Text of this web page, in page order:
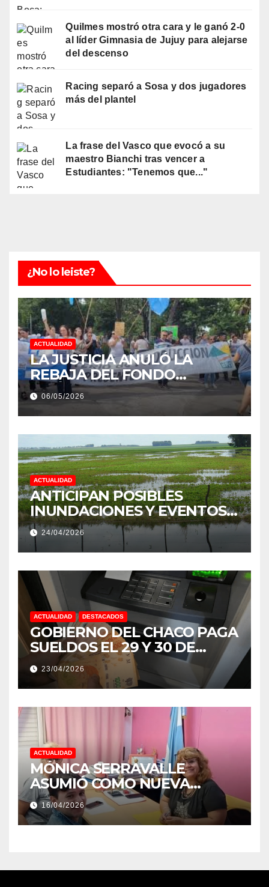
Quilmes mostró otra cara y le ganó 2-0
al líder Gimnasia de Jujuy para alejarse
del descenso
Racing separó a Sosa y dos jugadores
más del plantel
La frase del Vasco que evocó a su
maestro Bianchi tras vencer a
Estudiantes: "Tenemos que..."
¿No lo leiste?
ACTUALIDAD
LA JUSTICIA ANULÓ LA
REBAJA DEL FONDO
ESTÍMULO A EMPLEADOS DE
PRODUCCIÓN DE LA
PROVINCIA DEL CHACO
06/05/2026
ACTUALIDAD
ANTICIPAN POSIBLES
INUNDACIONES Y EVENTOS
EXTREMOS: “PODRÍA SER UN
NIÑO MUY IMPORTANTE”
24/04/2026
ACTUALIDAD DESTACADOS
GOBIERNO DEL CHACO PAGA
SUELDOS EL 29 Y 30 DE
ABRIL, CON EL 2% DE
AUMENTO
23/04/2026
ACTUALIDAD
MÓNICA SERRAVALLE
ASUMIÓ COMO NUEVA
DIRECTORA DEL E.E.S. N° 82
«RENÉ FAVALORO» DE
BASAIL.
16/04/2026